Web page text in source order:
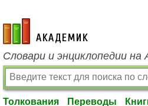
academic.ru
Словари и энциклопедии на
Толкования Переводы